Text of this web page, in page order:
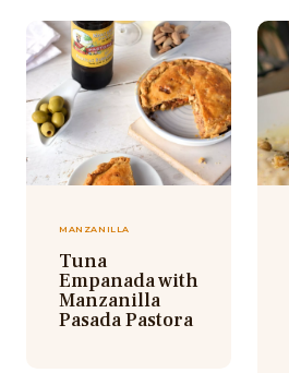
MANZANILLA
Tuna
Empanada with
Manzanilla
Pasada Pastora